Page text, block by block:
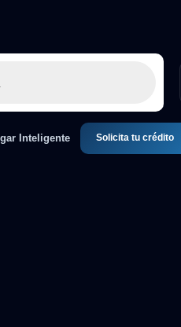
Inteligente Solicita tu crédito